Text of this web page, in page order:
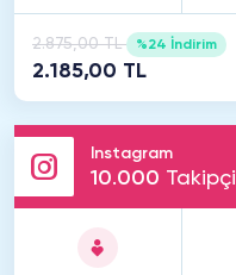
2.875,00 TL %24 İndirim
2.185,00 TL
Instagram
10.000 Takipçi